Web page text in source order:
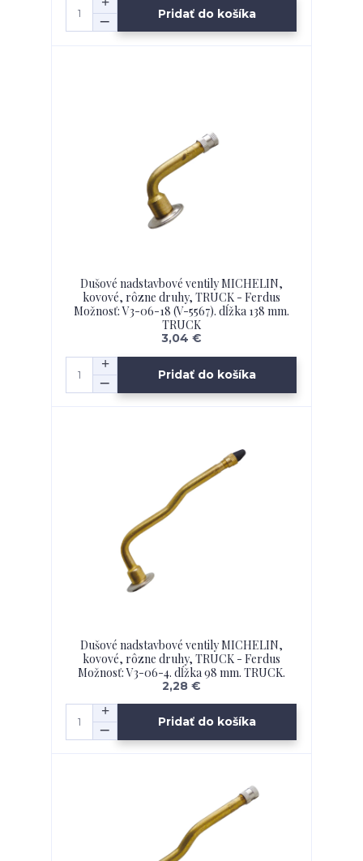
Pridať do košíka
Dušové nadstavbové ventily MICHELIN,
kovové, rôzne druhy, TRUCK - Ferdus
Možnosť: V3-06-18 (V-5567). dĺžka 138 mm.
TRUCK
3,04 €
Pridať do košíka
Dušové nadstavbové ventily MICHELIN,
kovové, rôzne druhy, TRUCK - Ferdus
Možnosť: V3-06-4. dĺžka 98 mm. TRUCK.
2,28 €
Pridať do košíka